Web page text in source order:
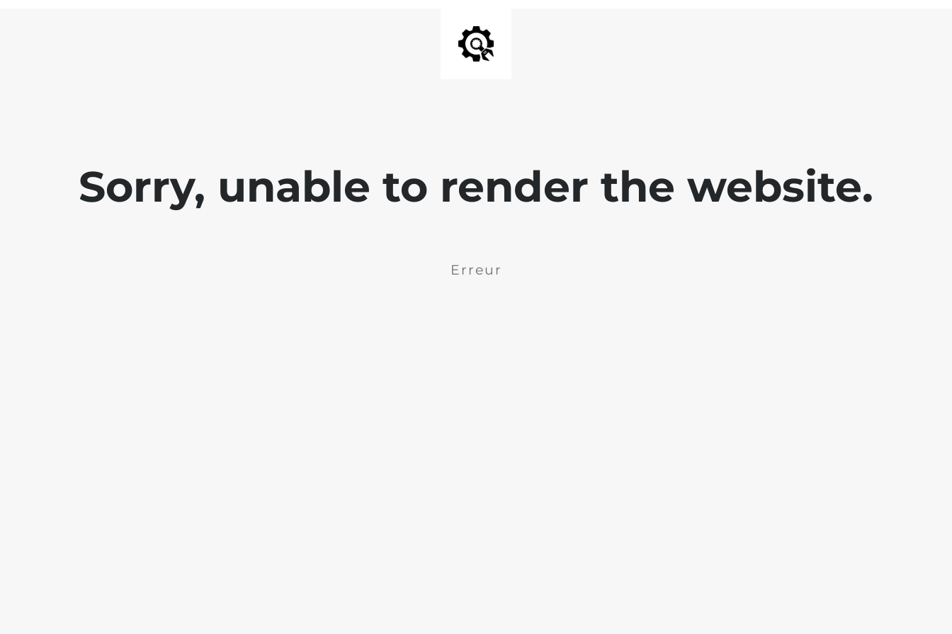
Sorry, unable to render the website.
Erreur